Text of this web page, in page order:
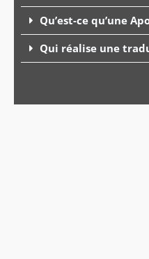
Qu’est-ce qu’une
Qui réalise une